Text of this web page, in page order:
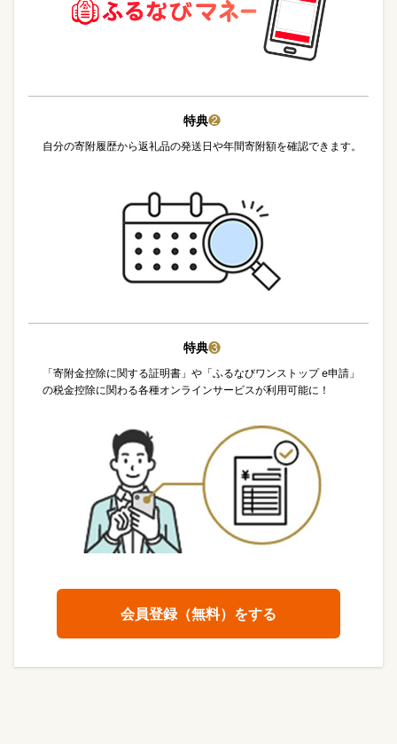
特典❷
自分の寄附履歴から返礼品の発送日や年間寄附額を確認できます。
特典❸
「寄附金控除に関する証明書」や「ふるなびワンストップ e申請」
の税金控除に関わる各種オンラインサービスが利用可能に！
会員登録（無料）をする